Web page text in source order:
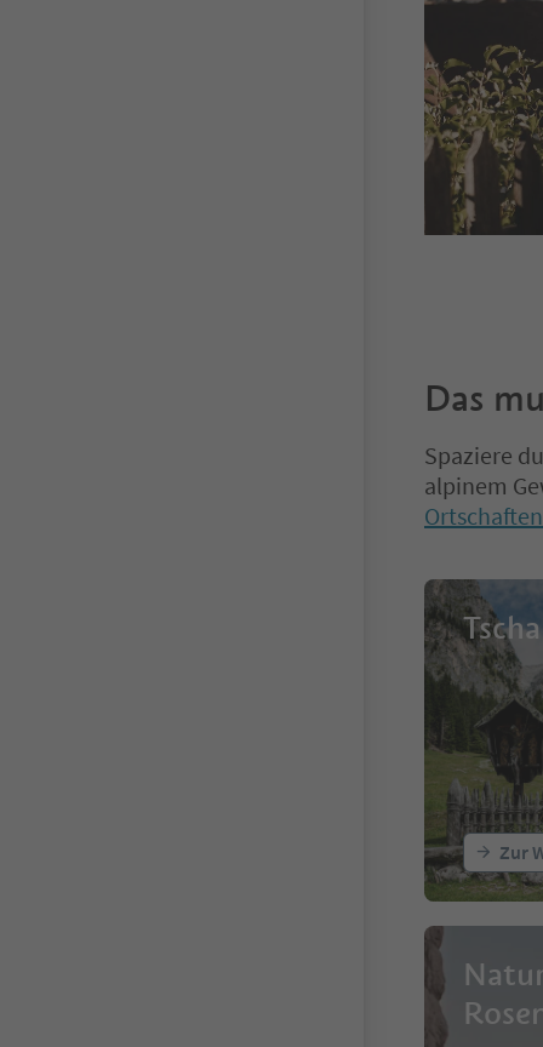
Das
Spaziere
alpinem
Zur